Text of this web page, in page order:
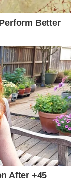
Better
After +45